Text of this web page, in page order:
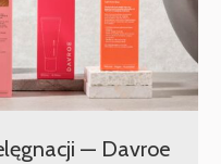
— Davroe